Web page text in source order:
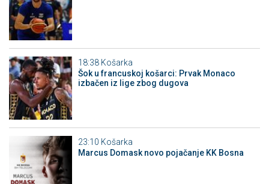
18:38 Košarka
Šok u francuskoj košarci: Prvak Monaco
izbačen iz lige zbog dugova
23:10 Košarka
Marcus Domask novo pojačanje KK Bosna